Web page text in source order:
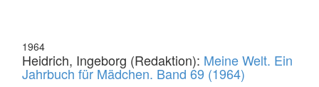
1964
Heidrich, Ingeborg (Redaktion): Meine Welt. Ein
Jahrbuch für Mädchen. Band 69 (1964)